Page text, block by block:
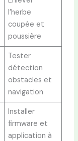
l’herbe
coupée et
poussière
Tester
détection
obstacles et
navigation
Installer
firmware et
application à